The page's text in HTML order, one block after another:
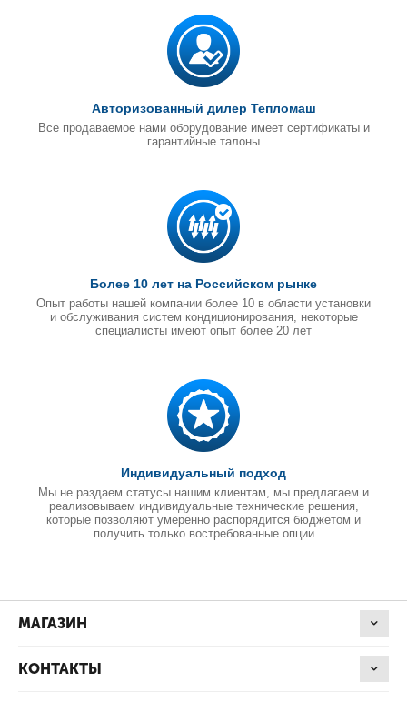
Авторизованный дилер Тепломаш
Все продаваемое нами оборудование имеет сертификаты и
гарантийные талоны
Более 10 лет на Российском рынке
Опыт работы нашей компании более 10 в области установки
и обслуживания систем кондиционирования, некоторые
специалисты имеют опыт более 20 лет
Индивидуальный подход
Мы не раздаем статусы нашим клиентам, мы предлагаем и
реализовываем индивидуальные технические решения,
которые позволяют умеренно распорядится бюджетом и
получить только востребованные опции
МАГАЗИН
КОНТАКТЫ